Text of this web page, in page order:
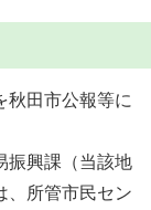
秋田市公報等に
振興課（当該地
、所管市民セン